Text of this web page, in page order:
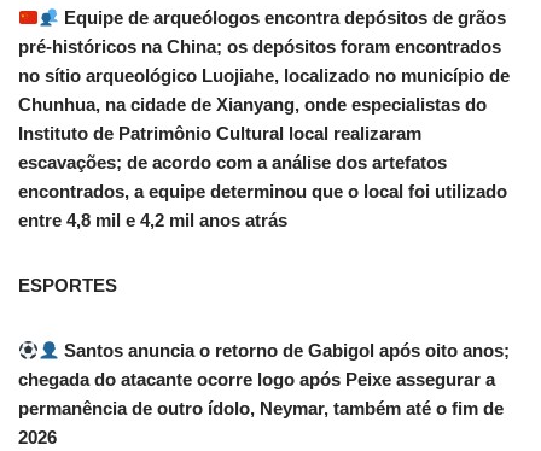
Equipe de arqueólogos encontra depósitos de grãos
pré-históricos na China; os depósitos foram encontrados
no sítio arqueológico Luojiahe, localizado no município de
Chunhua, na cidade de Xianyang, onde especialistas do
Instituto de Patrimônio Cultural local realizaram
escavações; de acordo com a análise dos artefatos
encontrados, a equipe determinou que o local foi utilizado
entre 4,8 mil e 4,2 mil anos atrás
ESPORTES
Santos anuncia o retorno de Gabigol após oito anos;
chegada do atacante ocorre logo após Peixe assegurar a
permanência de outro ídolo, Neymar, também até o fim de
2026